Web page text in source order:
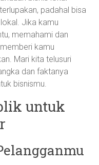
padahal bisa
Jika kamu
memahami dan
kamu
Mari kita telusuri
dan faktanya
bisnismu.
untuk